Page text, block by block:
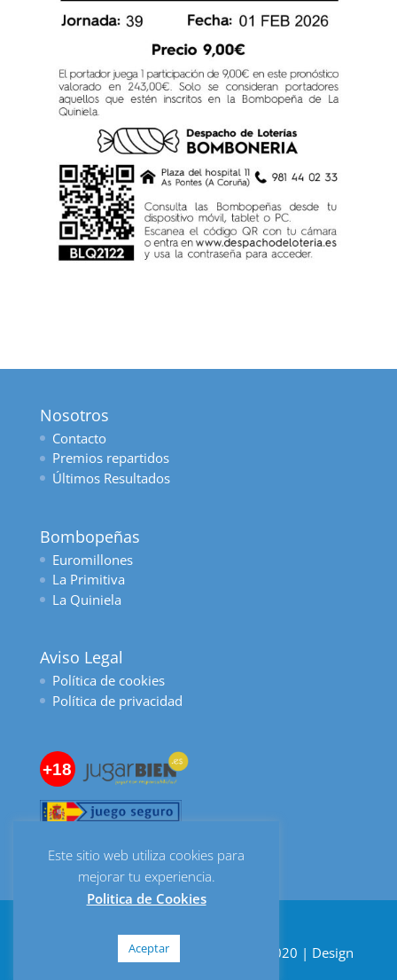
Nosotros
Contacto
Premios repartidos
Últimos Resultados
Bombopeñas
Euromillones
La Primitiva
La Quiniela
Aviso Legal
Política de cookies
Política de privacidad
+18
Despacho de Lotería Bombonería © 2020 | Design
Este sitio web utiliza cookies para
mejorar tu experiencia.
Politica de Cookies
Aceptar